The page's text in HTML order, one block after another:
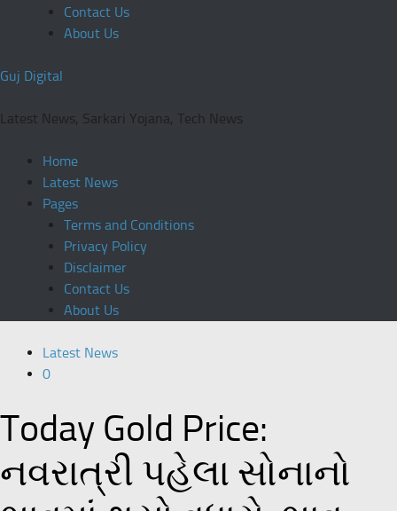
Contact Us
About Us
Guj Digital
Latest News, Sarkari Yojana, Tech News
Home
Latest News
Pages
Terms and Conditions
Privacy Policy
Disclaimer
Contact Us
About Us
Latest News
0
Today Gold Price:
નવરાત્રી પહેલા સોનાનો